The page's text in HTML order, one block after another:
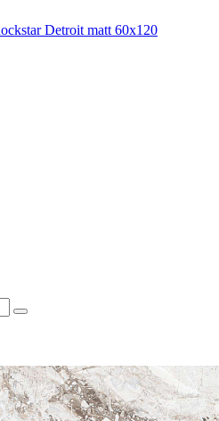
Detroit matt 60x120